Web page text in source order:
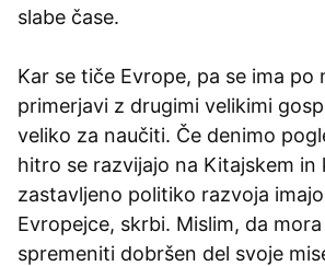
slabe čase.
Kar se tiče Evrope, pa se ima po
primerjavi z drugimi velikimi
veliko za naučiti. Če denimo
hitro se razvijajo na Kitajskem in
zastavljeno politiko razvoja
Evropejce, skrbi. Mislim, da
spremeniti dobršen del svoje